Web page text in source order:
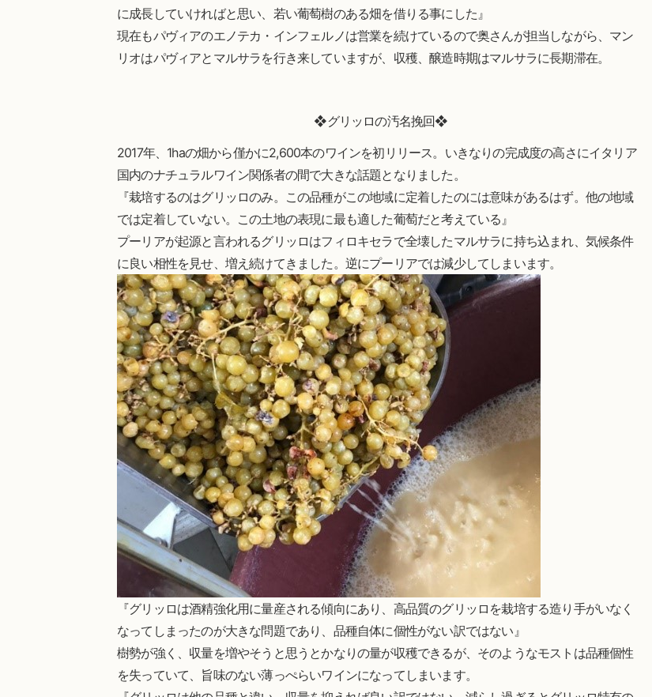
に成長していければと思い、若い葡萄樹のある畑を借りる事にした』
現在もパヴィアのエノテカ・インフェルノは営業を続けているので奥さんが担当しながら、マン
リオはパヴィアとマルサラを行き来していますが、収穫、醸造時期はマルサラに長期滞在。
❖グリッロの汚名挽回❖
2017年、1haの畑から僅かに2,600本のワインを初リリース。いきなりの完成度の高さにイタリア
国内のナチュラルワイン関係者の間で大きな話題となりました。
『栽培するのはグリッロのみ。この品種がこの地域に定着したのには意味があるはず。他の地域
では定着していない。この土地の表現に最も適した葡萄だと考えている』
プーリアが起源と言われるグリッロはフィロキセラで全壊したマルサラに持ち込まれ、気候条件
に良い相性を見せ、増え続けてきました。逆にプーリアでは減少してしまいます。
『グリッロは酒精強化用に量産される傾向にあり、高品質のグリッロを栽培する造り手がいなく
なってしまったのが大きな問題であり、品種自体に個性がない訳ではない』
樹勢が強く、収量を増やそうと思うとかなりの量が収穫できるが、そのようなモストは品種個性
を失っていて、旨味のない薄っぺらいワインになってしまいます。